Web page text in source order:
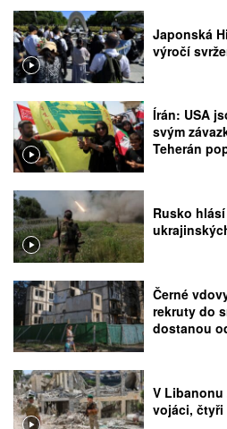
Japonská
výročí
Írán: USA
svým
Teherán
Rusko
Černé
rekruty do
dostanou
V
vojáci, čtyři